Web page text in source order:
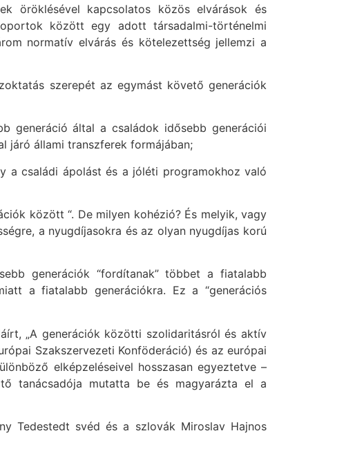
öröklésével kapcsolatos közös elvárások és
között egy adott társadalmi-történelmi
normatív elvárás és kötelezettség jellemzi a
szerepét az egymást követő generációk
generáció által a családok idősebb generációi
járó állami transzferek formájában;
a családi ápolást és a jóléti programokhoz való
között “. De milyen kohézió? És melyik, vagy
a nyugdíjasokra és az olyan nyugdíjas korú
generációk “fordítanak” többet a fiatalabb
a fiatalabb generációkra. Ez a “generációs
„A generációk közötti szolidaritásról és aktív
Szakszervezeti Konföderáció) és az európai
elképzeléseivel hosszasan egyeztetve –
tanácsadója mutatta be és magyarázta el a
Tedestedt svéd és a szlovák Miroslav Hajnos